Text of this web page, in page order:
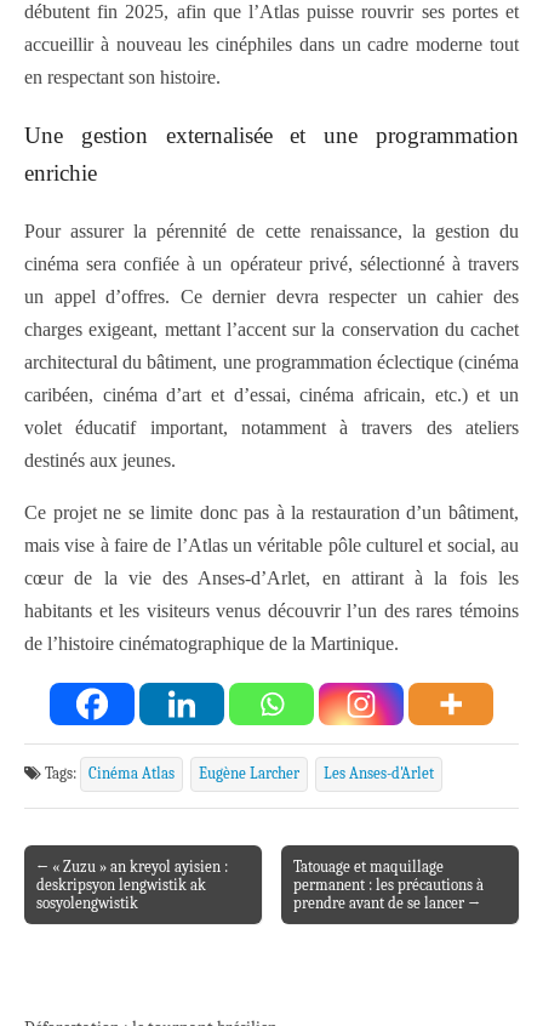
débutent fin 2025, afin que l’Atlas puisse rouvrir ses portes et
accueillir à nouveau les cinéphiles dans un cadre moderne tout
en respectant son histoire.
Une gestion externalisée et une programmation
enrichie
Pour assurer la pérennité de cette renaissance, la gestion du
cinéma sera confiée à un opérateur privé, sélectionné à travers
un appel d’offres. Ce dernier devra respecter un cahier des
charges exigeant, mettant l’accent sur la conservation du cachet
architectural du bâtiment, une programmation éclectique (cinéma
caribéen, cinéma d’art et d’essai, cinéma africain, etc.) et un
volet éducatif important, notamment à travers des ateliers
destinés aux jeunes.
Ce projet ne se limite donc pas à la restauration d’un bâtiment,
mais vise à faire de l’Atlas un véritable pôle culturel et social, au
cœur de la vie des Anses-d’Arlet, en attirant à la fois les
habitants et les visiteurs venus découvrir l’un des rares témoins
de l’histoire cinématographique de la Martinique.
Tags: Cinéma Atlas Eugène Larcher Les Anses-d'Arlet
Post navigation
← « Zuzu » an kreyol ayisien :
deskripsyon lengwistik ak
sosyolengwistik
Tatouage et maquillage
permanent : les précautions à
prendre avant de se lancer →